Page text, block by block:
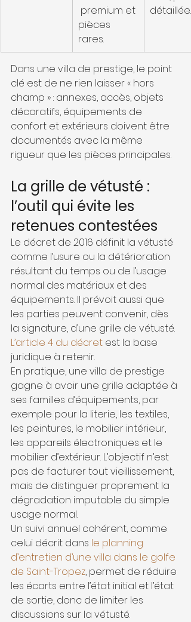
premium et
pièces
rares.
détaillée.
Dans une villa de prestige, le point
clé est de ne rien laisser « hors
champ » : annexes, accès, objets
décoratifs, équipements de
confort et extérieurs doivent être
documentés avec la même
rigueur que les pièces principales.
La grille de vétusté :
l’outil qui évite les
retenues contestées
Le décret de 2016 définit la vétusté
comme l’usure ou la détérioration
résultant du temps ou de l’usage
normal des matériaux et des
équipements. Il prévoit aussi que
les parties peuvent convenir, dès
la signature, d’une grille de vétusté.
L’article 4 du décret est la base
juridique à retenir.
En pratique, une villa de prestige
gagne à avoir une grille adaptée à
ses familles d’équipements, par
exemple pour la literie, les textiles,
les peintures, le mobilier intérieur,
les appareils électroniques et le
mobilier d’extérieur. L’objectif n’est
pas de facturer tout vieillissement,
mais de distinguer proprement la
dégradation imputable du simple
usage normal.
Un suivi annuel cohérent, comme
celui décrit dans le planning
d’entretien d’une villa dans le golfe
de Saint-Tropez, permet de réduire
les écarts entre l’état initial et l’état
de sortie, donc de limiter les
discussions sur la vétusté.